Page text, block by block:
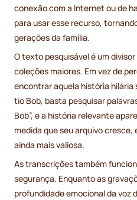
conexão com a Internet ou de
para usar esse recurso,
gerações da família.
O texto pesquisável é um
coleções maiores. Em vez de
encontrar aquela história hilária
tio Bob, basta pesquisar
Bob”, e a história relevante
medida que seu arquivo
ainda mais valiosa.
As transcrições também
segurança. Enquanto as
profundidade emocional da voz